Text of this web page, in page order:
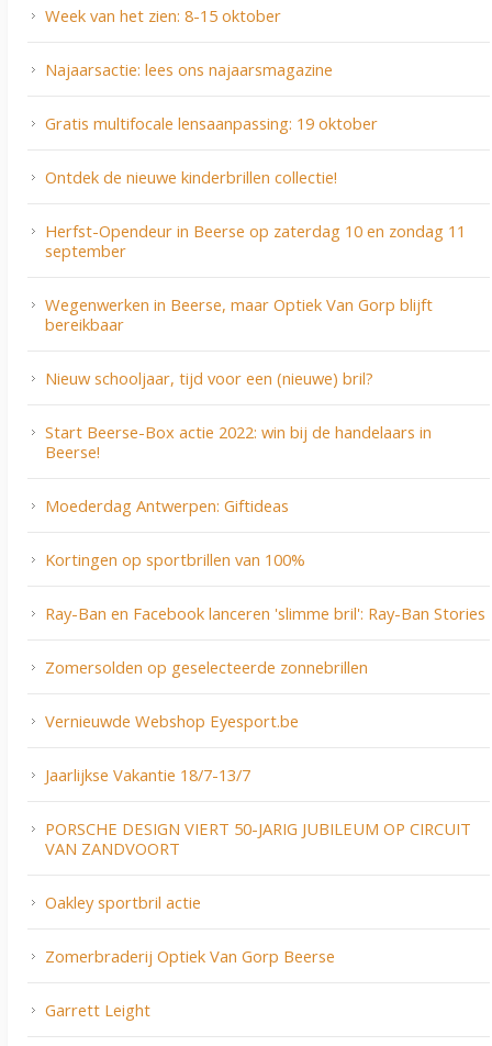
Week van het zien: 8-15 oktober
Najaarsactie: lees ons najaarsmagazine
Gratis multifocale lensaanpassing: 19 oktober
Ontdek de nieuwe kinderbrillen collectie!
Herfst-Opendeur in Beerse op zaterdag 10 en zondag 11
september
Wegenwerken in Beerse, maar Optiek Van Gorp blijft
bereikbaar
Nieuw schooljaar, tijd voor een (nieuwe) bril?
Start Beerse-Box actie 2022: win bij de handelaars in
Beerse!
Moederdag Antwerpen: Giftideas
Kortingen op sportbrillen van 100%
Ray-Ban en Facebook lanceren 'slimme bril': Ray-Ban Stories
Zomersolden op geselecteerde zonnebrillen
Vernieuwde Webshop Eyesport.be
Jaarlijkse Vakantie 18/7-13/7
PORSCHE DESIGN VIERT 50-JARIG JUBILEUM OP CIRCUIT
VAN ZANDVOORT
Oakley sportbril actie
Zomerbraderij Optiek Van Gorp Beerse
Garrett Leight